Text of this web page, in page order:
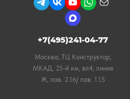
+7(495)241-04-77
Москва, ТЦ Конструктор,
МКАД, 25-й км, вл4, линия
Ж, пав. 2.16/ пав. 1.15